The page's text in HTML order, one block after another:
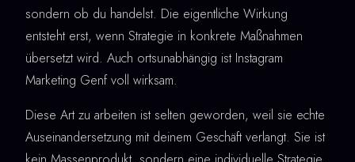
sondern ob du handelst. Die eigentliche Wirkung
entsteht erst, wenn Strategie in konkrete Maßnahmen
übersetzt wird. Auch ortsunabhängig ist Instagram
Marketing Genf voll wirksam.
Diese Art zu arbeiten ist selten geworden, weil sie echte
Auseinandersetzung mit deinem Geschäft verlangt. Sie ist